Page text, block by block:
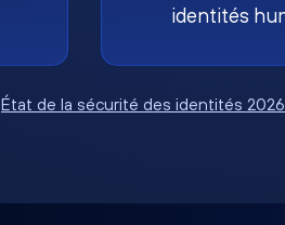
identités
État de la sécurité des identités 2026